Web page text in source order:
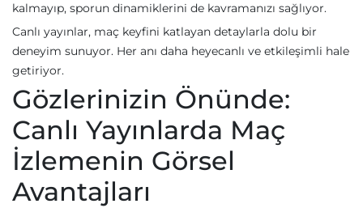
kalmayıp, sporun dinamiklerini de kavramanızı sağlıyor.
Canlı yayınlar, maç keyfini katlayan detaylarla dolu bir
deneyim sunuyor. Her anı daha heyecanlı ve etkileşimli hale
getiriyor.
Gözlerinizin Önünde:
Canlı Yayınlarda Maç
İzlemenin Görsel
Avantajları